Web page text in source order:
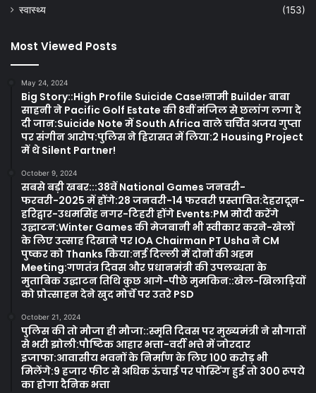
स्वास्थ्य
(153)
Most Viewed Posts
May 24, 2024
Big Story::High Profile Suicide Case!नामी Builder बाबा
साहनी ने Pacific Golf Estate की 8वीं मंजिल से छलांग लगा दे
दी जान:Suicide Note में South Africa वाले चर्चित अजय गुप्ता
पर संगीन आरोप:पुलिस ने हिरासत में लिया:2 Housing Project
में थे Silent Partner!
October 9, 2024
सबसे बड़ी खबर:::38वें National Games जनवरी-
फरवरी-2025 में होंगे:28 जनवरी-14 फरवरी प्रस्तावित:देहरादून-
हरिद्वार-उधमसिंह नगर-टिहरी होंगे Events:PM मोदी करेंगे
उद्घाटन:Winter Games की मेजबानी भी स्वीकार करने-खेलों
के लिए उत्साह दिखाने पर IOA Chairman PT Usha ने CM
पुष्कर को Thanks किया:नई दिल्ली में दोनों की अहम
Meeting:गणतंत्र दिवस और प्रधानमंत्री की उपलब्धता के
मुताबिक उद्घाटन तिथि कुछ आगे-पीछे मुमकिन::खेल-खिलाड़ियों
को प्रोत्साहन देने खुद मोर्चे पर उतरे PSD
October 21, 2024
पुलिस की तो मौजा ही मौजा::स्मृति दिवस पर मुख्यमंत्री ने सौगातों
से भरी झोली:पौष्टिक आहार भत्ता-वर्दी भत्ते में जोरदार
इजाफा:आवासीय भवनों के निर्माण के लिए 100 करोड़ भी
मिलेंगे:9 हजार फीट से अधिक ऊंचाई पर पोस्टिंग हुई तो 300 रूपये
का होगा दैनिक भत्ता